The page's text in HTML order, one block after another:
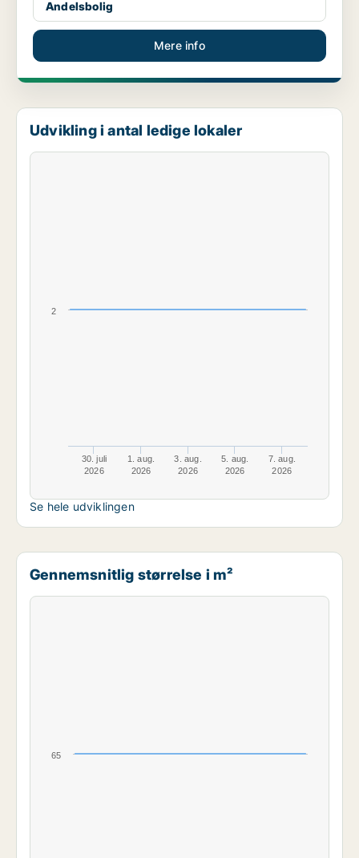
Andelsbolig
Mere info
Udvikling i antal ledige lokaler
30. juli
2026
1. aug.
2026
3. aug.
2026
5. aug.
2026
7. aug.
2026
2
Se hele udviklingen
Gennemsnitlig størrelse i m²
65